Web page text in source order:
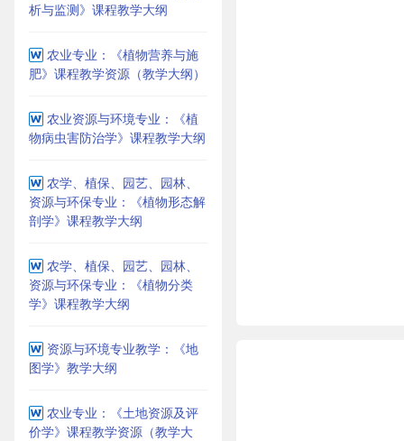
析与监测》课程教学大纲
农业专业：《植物营养与施
肥》课程教学资源（教学大纲）
农业资源与环境专业：《植
物病虫害防治学》课程教学大纲
农学、植保、园艺、园林、
资源与环保专业：《植物形态解
剖学》课程教学大纲
农学、植保、园艺、园林、
资源与环保专业：《植物分类
学》课程教学大纲
资源与环境专业教学：《地
图学》教学大纲
农业专业：《土地资源及评
价学》课程教学资源（教学大